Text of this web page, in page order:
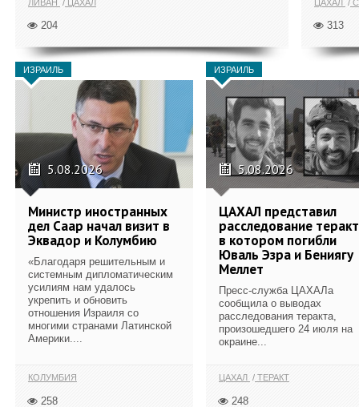
ЛИВАН ЦАХАЛ
204
ЦАХАЛ
313
ИЗРАИЛЬ
5.08.2026
Министр иностранных
дел Саар начал визит в
Эквадор и Колумбию
«Благодаря решительным и
системным дипломатическим
усилиям нам удалось
укрепить и обновить
отношения Израиля со
многими странами Латинской
Америки....
КОЛУМБИЯ
258
ИЗРАИЛЬ
5.08.2026
ЦАХАЛ представил
расследование
в котором погибли
Юваль Эзра и Бениягу
Меллет
Пресс-служба ЦАХАЛа
сообщила о выводах
расследования теракта,
произошедшего 24 июля на
окраине...
ЦАХАЛ ТЕРАКТ
248